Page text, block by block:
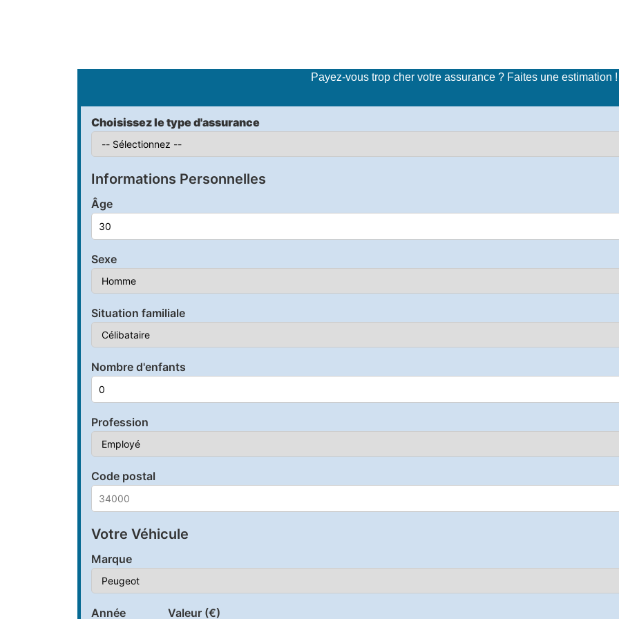
Payez-vous trop cher votre assurance ? Faites une estimation !
Choisissez le type d'assurance
Informations Personnelles
Âge
Sexe
Situation familiale
Nombre d'enfants
Profession
Code postal
Votre Véhicule
Marque
Année Valeur (€)